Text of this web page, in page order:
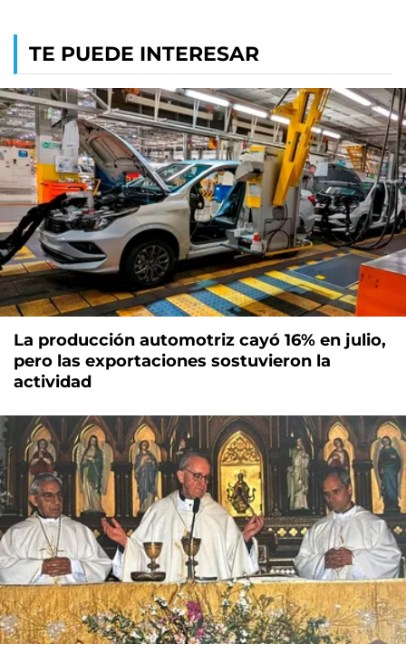
TE PUEDE INTERESAR
La producción automotriz cayó 16% en julio,
pero las exportaciones sostuvieron la
actividad